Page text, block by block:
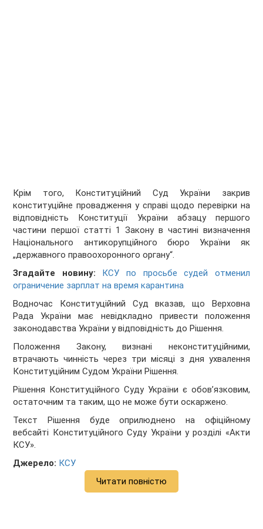
Крім того, Конституційний Суд України закрив
конституційне провадження у справі щодо перевірки на
відповідність Конституції України абзацу першого
частини першої статті 1 Закону в частині визначення
Національного антикорупційного бюро України як
„державного правоохоронного органу“.
Згадайте новину: КСУ по просьбе судей отменил
ограничение зарплат на время карантина
Водночас Конституційний Суд вказав, що Верховна
Рада України має невідкладно привести положення
законодавства України у відповідність до Рішення.
Положення Закону, визнані неконституційними,
втрачають чинність через три місяці з дня ухвалення
Конституційним Судом України Рішення.
Рішення Конституційного Суду України є обов’язковим,
остаточним та таким, що не може бути оскаржено.
Текст Рішення буде оприлюднено на офіційному
вебсайті Конституційного Суду України у розділі «Акти
КСУ».
Джерело: КСУ
Читати повністю